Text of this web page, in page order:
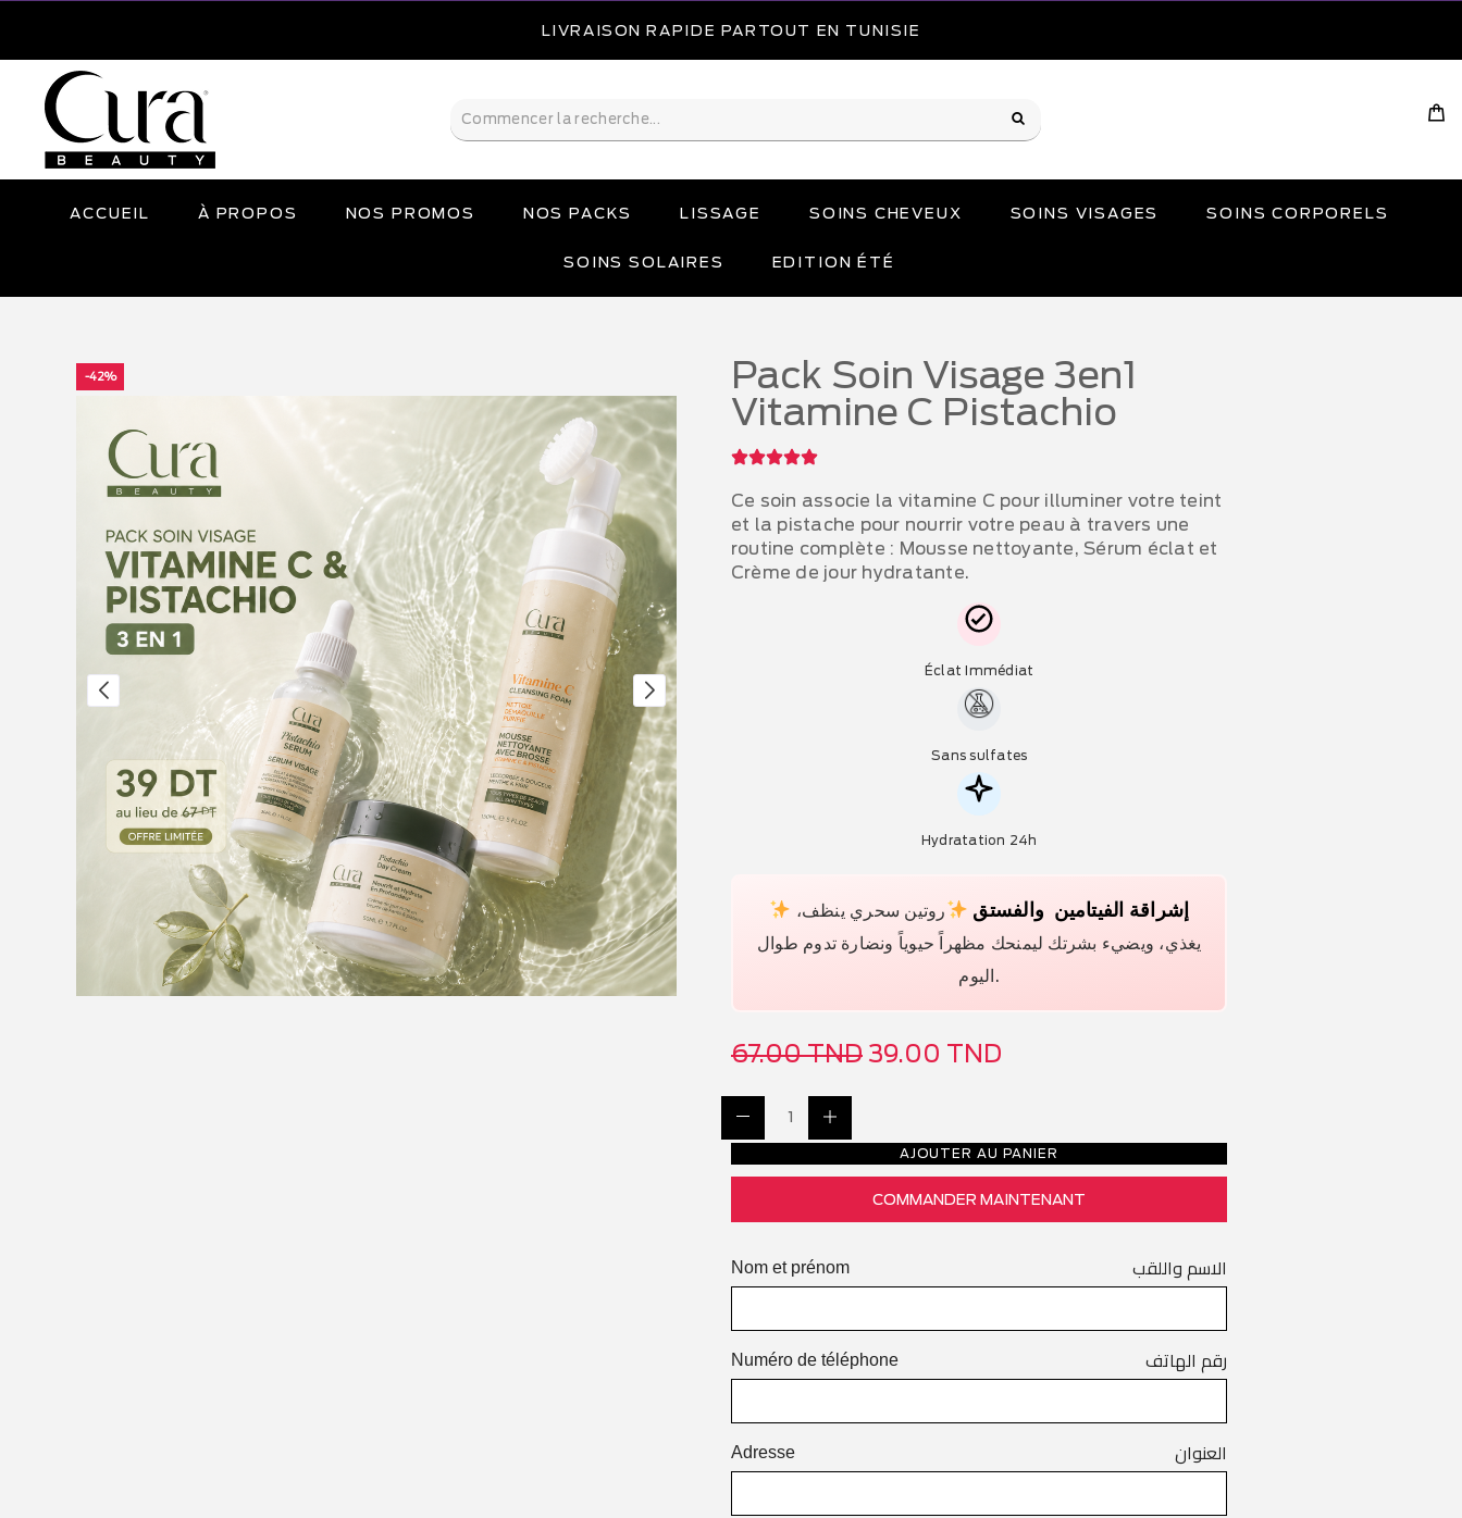
LIVRAISON RAPIDE PARTOUT EN TUNISIE
ACCUEIL À PROPOS NOS PROMOS NOS PACKS LISSAGE SOINS CHEVEUX SOINS VISAGES SOINS CORPORELS
SOINS SOLAIRES EDITION ÉTÉ
-42%
Pack Soin Visage 3en1
Vitamine C Pistachio
Ce soin associe la vitamine C pour illuminer votre teint
et la pistache pour nourrir votre peau à travers une
routine complète : Mousse nettoyante, Sérum éclat et
Crème de jour hydratante.
Éclat Immédiat
Sans sulfates
Hydratation 24h
إشراقة الفيتامين والفستق
روتين سحري ينظف،
يغذي، ويضيء بشرتك ليمنحك مظهراً حيوياً ونضارة تدوم طوال
اليوم.
67.00TND 39.00 TND
AJOUTER AU PANIER
COMMANDER MAINTENANT
Nom et prénom الاسم واللقب
Numéro de téléphone رقم الهاتف
Adresse العنوان